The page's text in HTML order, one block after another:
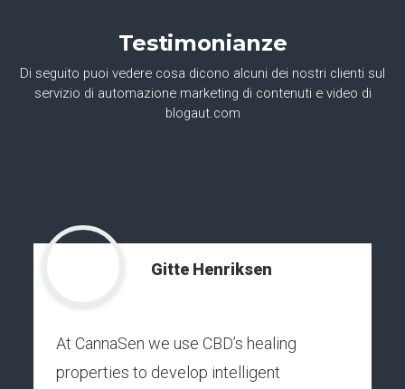
Testimonianze
Di seguito puoi vedere cosa dicono alcuni dei nostri clienti sul
servizio di automazione marketing di contenuti e video di
blogaut.com
Gitte Henriksen
At CannaSen we use CBD’s healing
properties to develop intelligent